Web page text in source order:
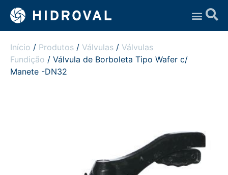
Início / Produtos / Válvulas / Válvulas
Fundição / Válvula de Borboleta Tipo Wafer c/
Manete -DN32